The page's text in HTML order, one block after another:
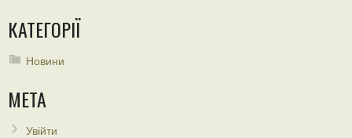
КАТЕГОРІЇ
Новини
МЕТА
Увійти